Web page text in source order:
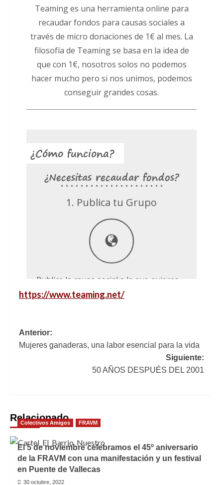
https://www.teaming.net/
Navegación
de
Anterior:
Mujeres ganaderas, una labor esencial para la vida
Siguiente:
50 AÑOS DESPUÉS DEL 2001
Relacionado
Colectivos Amigos FRAVM
El 5 de noviembre celebramos el 45º aniversario
de la FRAVM con una manifestación y un festival
en Puente de Vallecas
30 octubre, 2022